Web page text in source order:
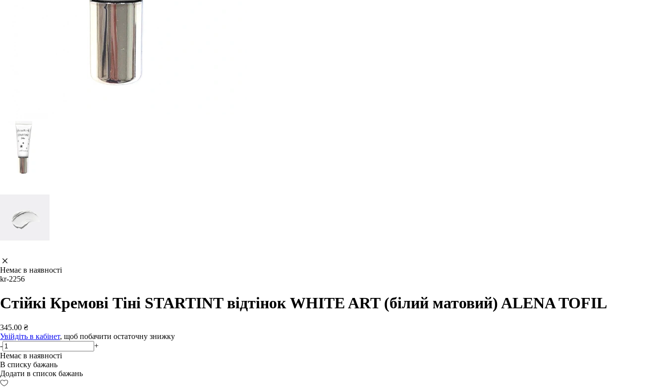
Немає в наявності
kr-2256
Стійкі Кремові Тіні STARTINT відтінок WHITE ART (білий матовий) ALENA TOFIL
345.00 ₴
Увійдіть в кабінет, щоб побачити остаточну знижку
-
+
Немає в наявності
В списку бажань
Додати в список бажань